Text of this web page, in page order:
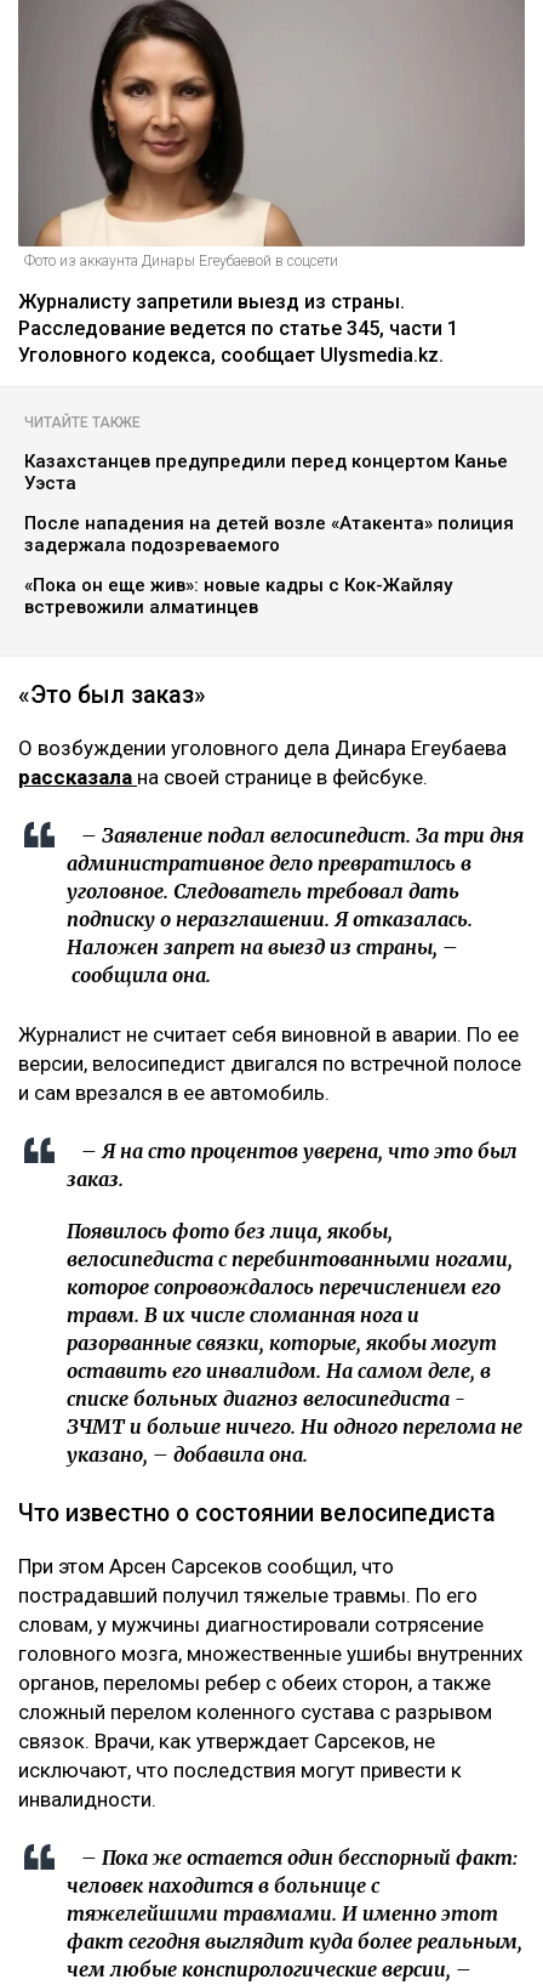
Фото из аккаунта Динары Егеубаевой в соцсети
Журналисту запретили выезд из страны.
Расследование ведется по статье 345, части 1
Уголовного кодекса, сообщает Ulysmedia.kz.
ЧИТАЙТЕ ТАКЖЕ
Казахстанцев предупредили перед концертом Канье
Уэста
После нападения на детей возле «Атакента» полиция
задержала подозреваемого
«Пока он еще жив»: новые кадры с Кок-Жайляу
встревожили алматинцев
«Это был заказ»
О возбуждении уголовного дела Динара Егеубаева
рассказала на своей странице в фейсбуке.
– Заявление подал велосипедист. За три дня
административное дело превратилось в
уголовное. Следователь требовал дать
подписку о неразглашении. Я отказалась.
Наложен запрет на выезд из страны, –
сообщила она.
Журналист не считает себя виновной в аварии. По ее
версии, велосипедист двигался по встречной полосе
и сам врезался в ее автомобиль.
– Я на сто процентов уверена, что это был
заказ.
Появилось фото без лица, якобы,
велосипедиста с перебинтованными ногами,
которое сопровождалось перечислением его
травм. В их числе сломанная нога и
разорванные связки, которые, якобы могут
оставить его инвалидом. На самом деле, в
списке больных диагноз велосипедиста -
ЗЧМТ и больше ничего. Ни одного перелома не
указано, – добавила она.
Что известно о состоянии велосипедиста
При этом Арсен Сарсеков сообщил, что
пострадавший получил тяжелые травмы. По его
словам, у мужчины диагностировали сотрясение
головного мозга, множественные ушибы внутренних
органов, переломы ребер с обеих сторон, а также
сложный перелом коленного сустава с разрывом
связок. Врачи, как утверждает Сарсеков, не
исключают, что последствия могут привести к
инвалидности.
– Пока же остается один бесспорный факт:
человек находится в больнице с
тяжелейшими травмами. И именно этот
факт сегодня выглядит куда более реальным,
чем любые конспирологические версии, –